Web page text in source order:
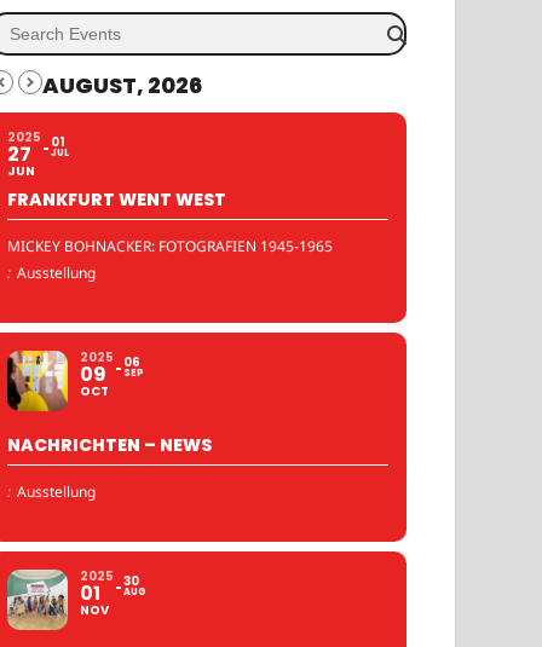
AUGUST, 2026
2025
27
JUN
01
JUL
FRANKFURT WENT WEST
MICKEY BOHNACKER: FOTOGRAFIEN 1945-1965
: Ausstellung
2025
09
OCT
06
SEP
NACHRICHTEN – NEWS
: Ausstellung
2025
01
NOV
30
AUG